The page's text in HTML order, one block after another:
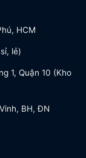
HCM
lẻ)
1, Quận 10 (Kho
BH, ĐN